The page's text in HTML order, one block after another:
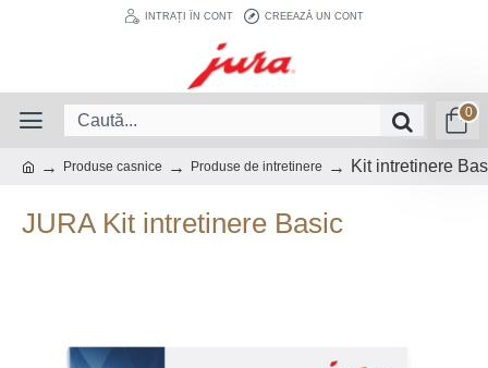
INTRAȚI ÎN CONT CREEAZĂ UN CONT
0
Produse casnice Produse de intretinere Kit intretinere
JURA Kit intretinere Basic